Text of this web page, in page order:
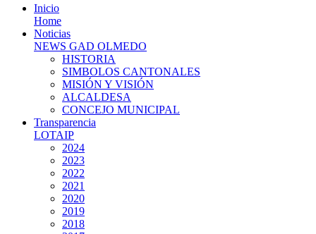
Inicio
Home
Noticias
NEWS GAD OLMEDO
HISTORIA
SIMBOLOS CANTONALES
MISIÓN Y VISIÓN
ALCALDESA
CONCEJO MUNICIPAL
Transparencia
LOTAIP
2024
2023
2022
2021
2020
2019
2018